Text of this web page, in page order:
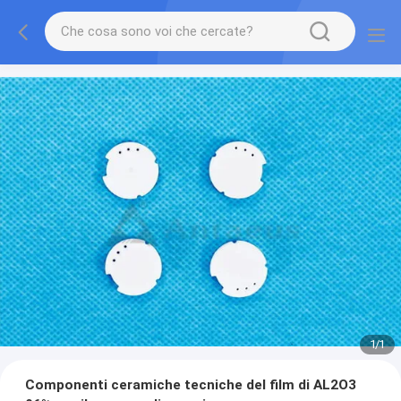
1/1
Componenti ceramiche tecniche del film di AL2O3